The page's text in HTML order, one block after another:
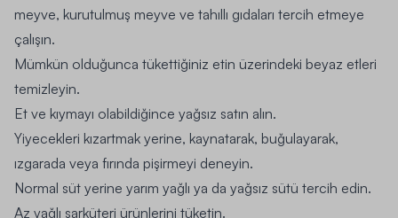
meyve, kurutulmuş meyve ve tahıllı gıdaları tercih etmeye
çalışın.
Mümkün olduğunca tükettiğiniz etin üzerindeki beyaz etleri
temizleyin.
Et ve kıymayı olabildiğince yağsız satın alın.
Yiyecekleri kızartmak yerine, kaynatarak, buğulayarak,
ızgarada veya fırında pişirmeyi deneyin.
Normal süt yerine yarım yağlı ya da yağsız sütü tercih edin.
Az yağlı şarküteri ürünlerini tüketin.